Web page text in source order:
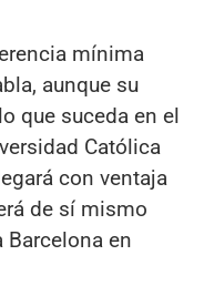
mínima
aunque su
que suceda en el
Católica
con ventaja
de sí mismo
Barcelona en